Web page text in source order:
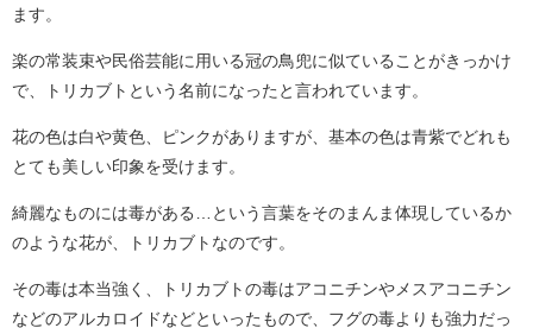
ます。
楽の常装束や民俗芸能に用いる冠の鳥兜に似ていることがきっかけ
で、トリカブトという名前になったと言われています。
花の色は白や黄色、ピンクがありますが、基本の色は青紫でどれも
とても美しい印象を受けます。
綺麗なものには毒がある…という言葉をそのまんま体現しているか
のような花が、トリカブトなのです。
その毒は本当強く、トリカブトの毒はアコニチンやメスアコニチン
などのアルカロイドなどといったもので、フグの毒よりも強力だっ